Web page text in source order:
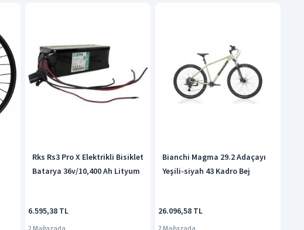
Rks Rs3 Pro X Elektrikli Bisiklet
Batarya 36v/10,400 Ah Lityum
6.595,38 TL
2 Mağazada
Bianchi Magma 29.2 Adaçayı
Yeşili-siyah 43 Kadro Bej
26.096,58 TL
2 Mağazada